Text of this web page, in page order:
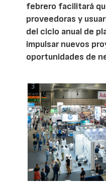
febrero facilitará
proveedoras y
del ciclo anual de
impulsar nuevos
oportunidades de